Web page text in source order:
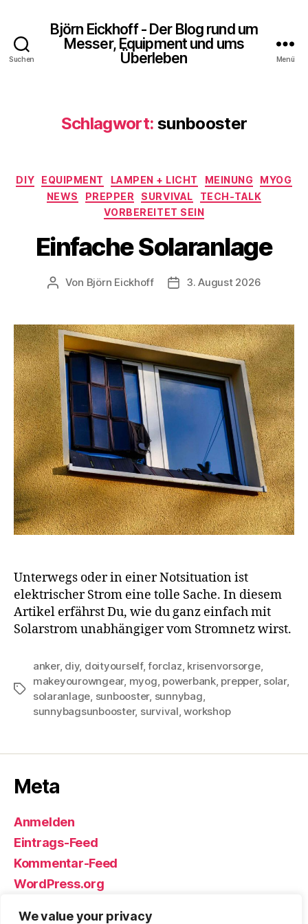
We value your privacy
Suchen
Björn Eickhoff - Der Blog rund um
Messer, Equipment und ums
Überleben
Menü
Schlagwort: sunbooster
Kategorien
DIY EQUIPMENT LAMPEN + LICHT MEINUNG
MYOG
NEWS
PREPPER SURVIVAL
TECH-TALK
VORBEREITET SEIN
Einfache Solaranlage
Beitragsautor
Von Björn Eickhoff Veröffentlichungsdatum
3. August 2026
Unterwegs oder in einer Notsituation ist
elektrischer Strom eine tolle Sache. In diesem
Artikel erfährst Du, wie du ganz einfach mit
Solarstrom unabhängiger vom Stromnetz wirst.
Schlagwörter
anker, diy, doityourself,forclaz krisenvorsorge,
makeyourowngear, myog powerbank, prepper, solar,
solaranlage sunbooster, sunnybag
sunnybagsunbooster, survival ,workshop
Meta
Anmelden
Eintrags-Feed
Kommentar-Feed
WordPress.org